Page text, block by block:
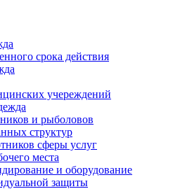
срока действия
учереждений
и рыболовов
структур
сферы услуг
места
и оборудование
защиты